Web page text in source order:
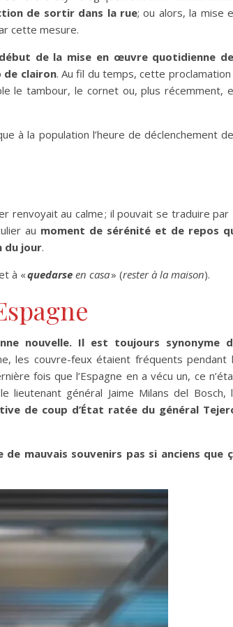
de sortir dans la rue; ou alors, la mise
cette mesure.
de la mise en œuvre quotidienne
de clairon. Au fil du temps, cette proclamation
le tambour, le cornet ou, plus récemment,
à la population l’heure de déclenchement
renvoyait au calme ; il pouvait se traduire par
au moment de sérénité et de repos
du jour.
à «quedarse en casa» (rester à la maison).
nouvelle. Il est toujours synonyme
les couvre-feux étaient fréquents pendant
fois que l’Espagne en a vécu un, ce
général Jaime Milans del Bosch,
de coup d’État ratée du général
mauvais souvenirs pas si anciens que